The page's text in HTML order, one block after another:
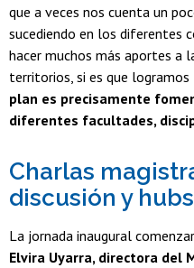
que a veces nos cuenta un
sucediendo en los diferentes
hacer muchos más aportes a
territorios, si es que
plan es precisamente
diferentes facultades,
Charlas
discusión y
La jornada inaugural
Elvira Uyarra, directora del